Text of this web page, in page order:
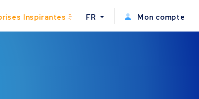
Inspirantes FR Mon compte